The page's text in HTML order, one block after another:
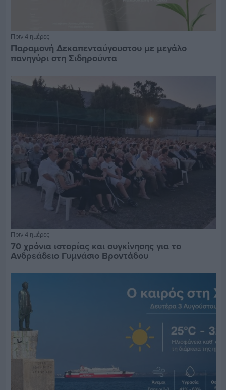
Πριν 4 ημέρες
Παραμονή Δεκαπενταύγουστου με μεγάλο
πανηγύρι στη Σιδηρούντα
Πριν 4 ημέρες
70 χρόνια ιστορίας και συγκίνησης για το
Ανδρεάδειο Γυμνάσιο Βροντάδου